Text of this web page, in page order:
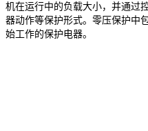
机在运行中的负载大小，并通过
器动作等保护形式。零压保护中
始工作的保护电器。